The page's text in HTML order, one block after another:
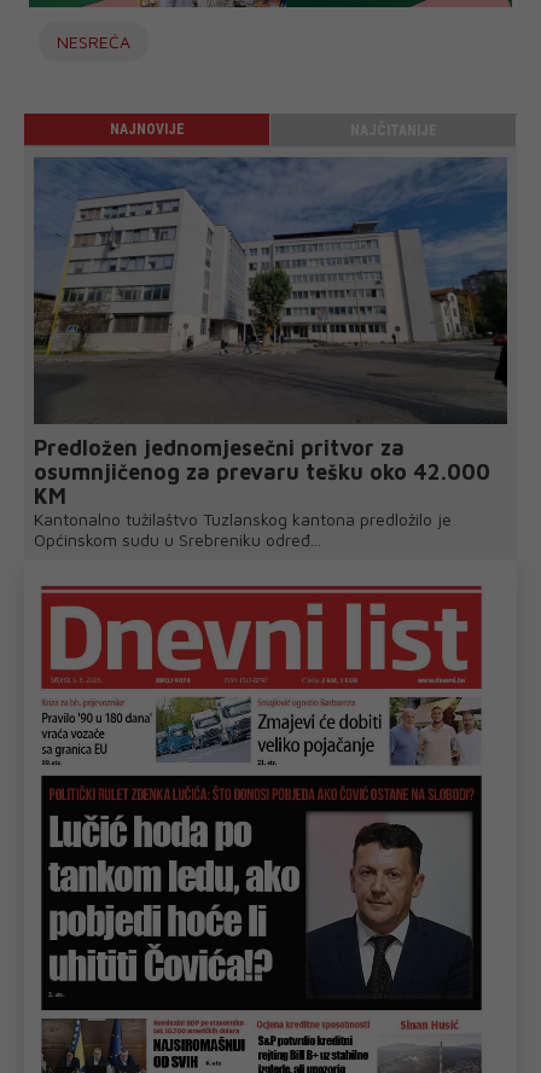
NESREĆA
NAJNOVIJE
Predložen jednomjesečni pritvor za
osumnjičenog za prevaru tešku oko 42.000
KM
Kantonalno tužilaštvo Tuzlanskog kantona predložilo je
Općinskom sudu u Srebreniku određ...